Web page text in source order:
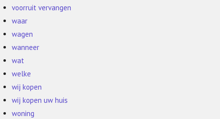
voorruit vervangen
waar
wagen
wanneer
wat
welke
wij kopen
wij kopen uw huis
woning